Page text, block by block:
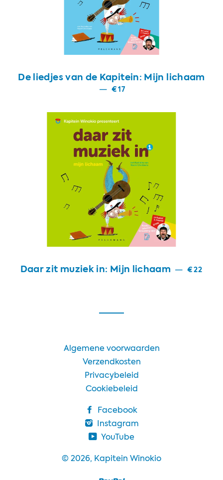
De liedjes van de Kapitein: Mijn lichaam
— €17
Daar zit muziek in: Mijn lichaam — €22
Algemene voorwaarden
Verzendkosten
Privacybeleid
Cookiebeleid
Facebook
Instagram
YouTube
© 2026, Kapitein Winokio